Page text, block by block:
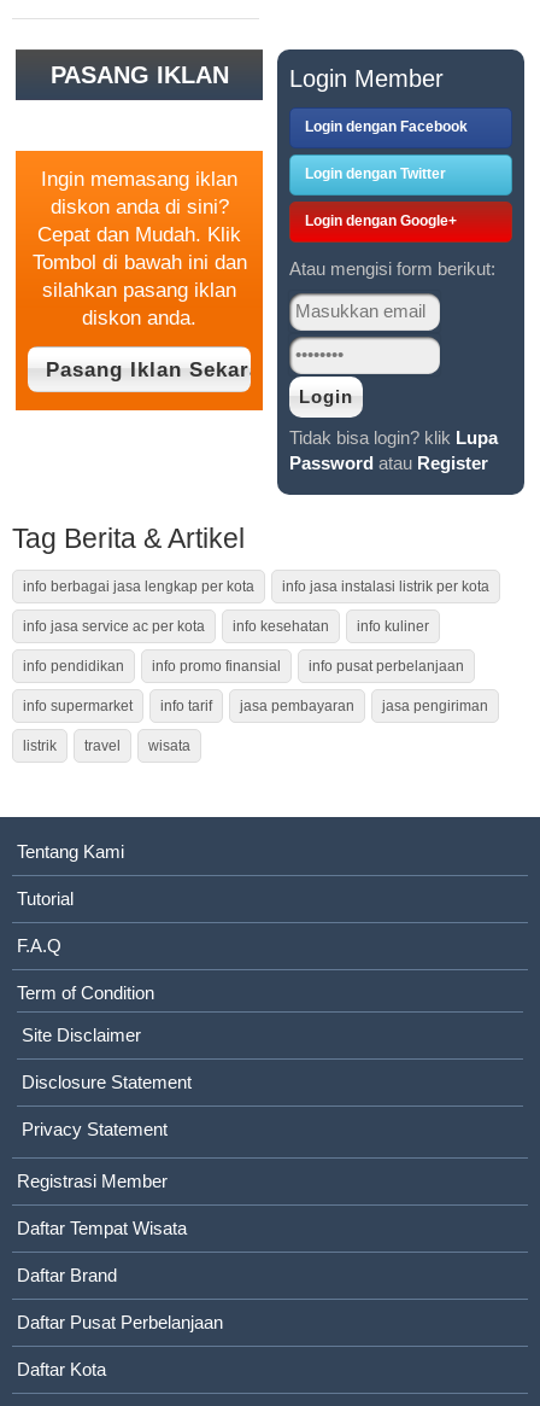
PASANG IKLAN
Ingin memasang iklan
diskon anda di sini?
Cepat dan Mudah. Klik
Tombol di bawah ini dan
silahkan pasang iklan
diskon anda.
Login Member
Login dengan Facebook
Login dengan Twitter
Login dengan Google+
Atau mengisi form berikut:
Tidak bisa login? klik Lupa
Password atau Register
Tag Berita & Artikel
info berbagai jasa lengkap per kota info jasa instalasi listrik per kota
info jasa service ac per kota info kesehatan info kuliner
info pendidikan info promo finansial info pusat perbelanjaan
info supermarket info tarif jasa pembayaran jasa pengiriman
listrik travel wisata
Tentang Kami
Tutorial
F.A.Q
Term of Condition
Site Disclaimer
Disclosure Statement
Privacy Statement
Registrasi Member
Daftar Tempat Wisata
Daftar Brand
Daftar Pusat Perbelanjaan
Daftar Kota